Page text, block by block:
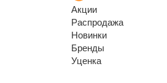
Акции
Распродажа
Новинки
Бренды
Уценка